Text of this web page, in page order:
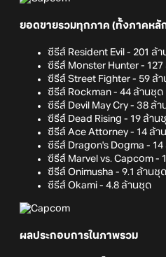
ยอดขายรวมทุกภาค (ทั้งภาคหลั
ซีรีส์ Resident Evil - 201 ล้
ซีรีส์ Monster Hunter -
ซีรีส์ Street Fighter - 59 ล้
ซีรีส์ Rockman - 44 ล้านชุด
ซีรีส์ Devil May Cry - 38 ล้า
ซีรีส์ Dead Rising - 19 ล้าน
ซีรีส์ Ace Attorney - 14 ล้า
ซีรีส์ Dragon's Dogma -
ซีรีส์ Marvel vs. Capcom -
ซีรีส์ Onimusha - 9.1 ล้านชุด
ซีรีส์ Okami - 4.8 ล้านชุด
ผลประกอบการในภาพรวม